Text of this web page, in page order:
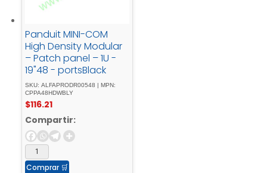
Panduit MINI-COM
High Density Modular
– Patch panel – 1U -
19"48 - portsBlack
SKU: ALFAPRODR00548 | MPN:
CPPA48HDWBLY
$116.21
Compartir:
Comprar 🛒